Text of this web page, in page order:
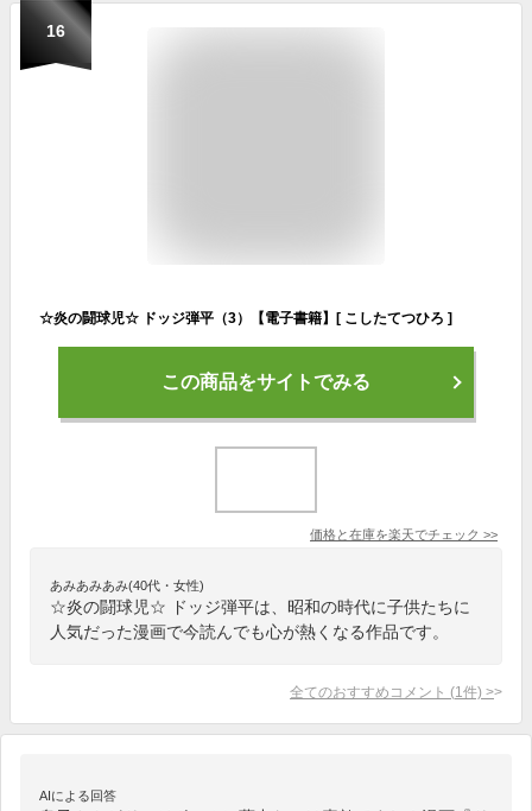
16
☆炎の闘球児☆ ドッジ弾平（3）【電子書籍】[ こしたてつひろ ]
この商品をサイトでみる
価格と在庫を楽天でチェック >>
あみあみあみ(40代・女性)
☆炎の闘球児☆ ドッジ弾平は、昭和の時代に子供たちに
人気だった漫画で今読んでも心が熱くなる作品です。
全てのおすすめコメント (1 件) >
AIによる回答